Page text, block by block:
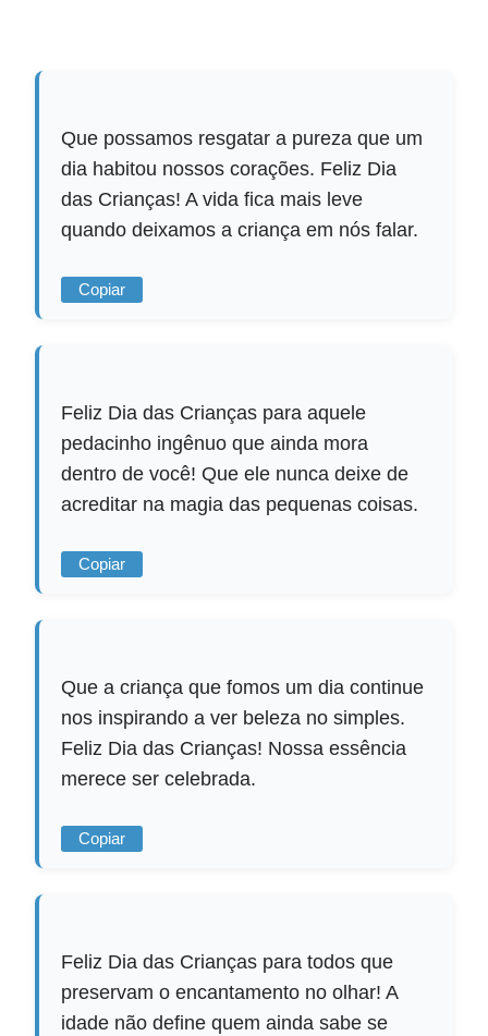
Que possamos resgatar a pureza que um
dia habitou nossos corações. Feliz Dia
das Crianças! A vida fica mais leve
quando deixamos a criança em nós falar.
Copiar
Feliz Dia das Crianças para aquele
pedacinho ingênuo que ainda mora
dentro de você! Que ele nunca deixe de
acreditar na magia das pequenas coisas.
Copiar
Que a criança que fomos um dia continue
nos inspirando a ver beleza no simples.
Feliz Dia das Crianças! Nossa essência
merece ser celebrada.
Copiar
Feliz Dia das Crianças para todos que
preservam o encantamento no olhar! A
idade não define quem ainda sabe se